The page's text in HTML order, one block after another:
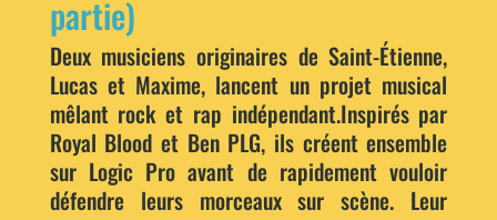
partie)
Deux musiciens originaires de Saint-Étienne,
Lucas et Maxime, lancent un projet musical
mêlant rock et rap indépendant.Inspirés par
Royal Blood et Ben PLG, ils créent ensemble
sur Logic Pro avant de rapidement vouloir
défendre leurs morceaux sur scène. Leur